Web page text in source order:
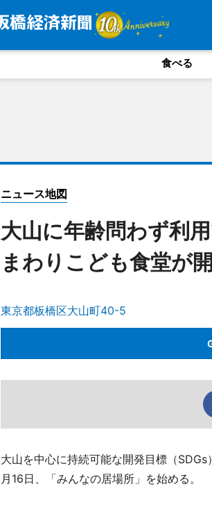
食べる
ニュース地図
大山に年齢問わず利
まわりこども食堂が
東京都板橋区大山町40-5
大山を中心に持続可能な開発目標（
月16日、「みんなの居場所」を始める。